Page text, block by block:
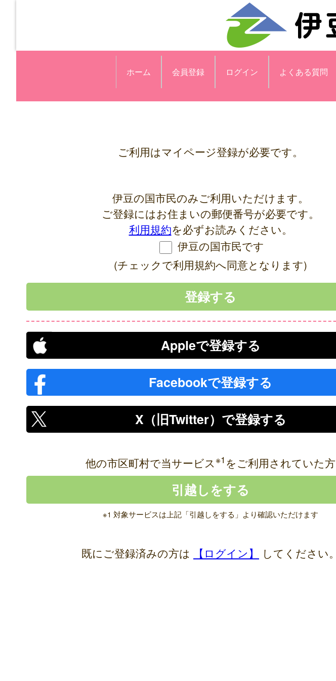
ホーム 会員登録 ログイン よくある質問
ご利用はマイページ登録が必要です。
伊豆の国市民のみご利用いただけます。
ご登録にはお住まいの郵便番号が必要です。
利用規約を必ずお読みください。
伊豆の国市民です
(チェックで利用規約へ同意となります)
Appleで登録する
Facebookで登録する
X（旧Twitter）で登録する
他の市区町村で当サービス※1 をご利用されていた方
※1 対象サービスは上記「引越しをする」より確認いただけます
既にご登録済みの方は 【ログイン】 してください。